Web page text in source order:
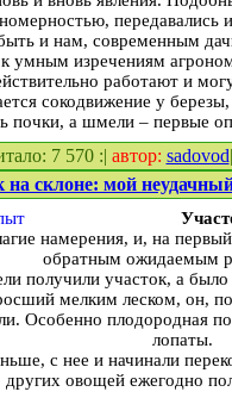
передавались
и нам, современным
к умным изречениям
работают и
сокодвижение у
почки, а шмели – первые
7 570 :| автор: sadovod
на склоне: мой
намерения, и, на
обратным ожидаемым
получили участок, а
мелким леском, он,
Особенно плодородная
лопаты.
с нее и начинали
других овощей ежегодно